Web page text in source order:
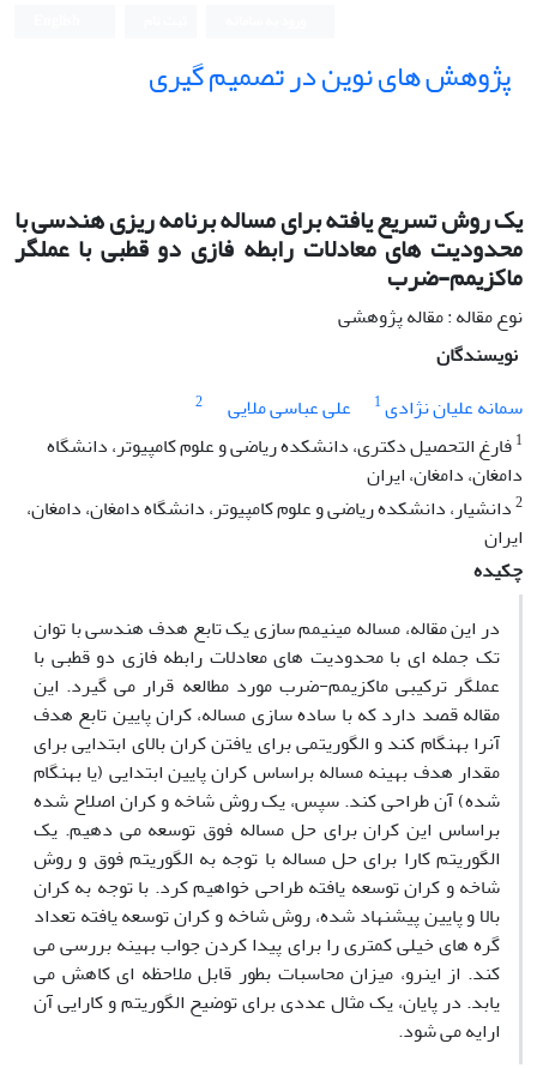
پژوهش های نوین در تصمیم گیری
یک روش تسریع یافته برای مساله برنامه ریزی هندسی با
محدودیت های معادلات رابطه فازی دو قطبی با عملگر
ماکزیمم-ضرب
نوع مقاله : مقاله پژوهشی
نویسندگان
سمانه علیان نژادی1 علی عباسی ملایی
2
1فارغ التحصیل دکتری، دانشکده ریاضی و علوم کامپیوتر، دانشگاه
دامغان، دامغان، ایران
2دانشیار، دانشکده ریاضی و علوم کامپیوتر، دانشگاه دامغان، دامغان،
ایران
چکیده
در این مقاله، مساله مینیمم سازی یک تابع هدف هندسی با توان
تک جمله ای با محدودیت های معادلات رابطه فازی دو قطبی با
عملگر ترکیبی ماکزیمم-ضرب مورد مطالعه قرار می گیرد. این
مقاله قصد دارد که با ساده سازی مساله، کران پایین تابع هدف
آنرا بهنگام کند و الگوریتمی برای یافتن کران بالای ابتدایی برای
مقدار هدف بهینه مساله براساس کران پایین ابتدایی (یا بهنگام
شده) آن طراحی کند. سپس، یک روش شاخه و کران اصلاح شده
براساس این کران برای حل مساله فوق توسعه می دهیم. یک
الگوریتم کارا برای حل مساله با توجه به الگوریتم فوق و روش
شاخه و کران توسعه یافته طراحی خواهیم کرد. با توجه به کران
بالا و پایین پیشنهاد شده، روش شاخه و کران توسعه یافته تعداد
گره های خیلی کمتری را برای پیدا کردن جواب بهینه بررسی می
کند. از اینرو، میزان محاسبات بطور قابل ملاحظه ای کاهش می
یابد. در پایان، یک مثال عددی برای توضیح الگوریتم و کارایی آن
ارایه می شود.